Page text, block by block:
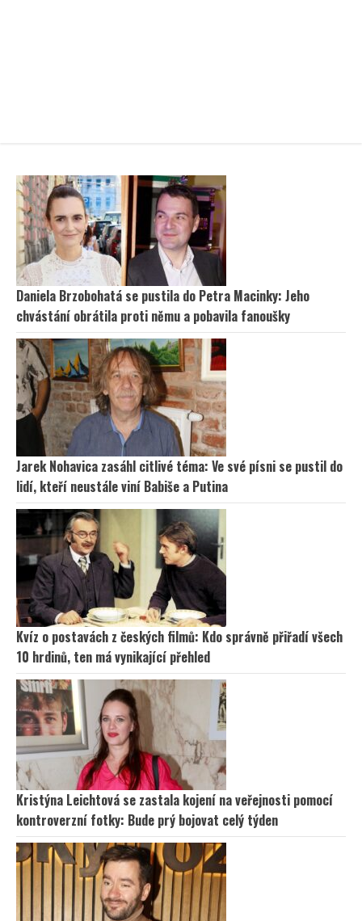
Daniela Brzobohatá se pustila do Petra Macinky: Jeho
chvástání obrátila proti němu a pobavila fanoušky
Jarek Nohavica zasáhl citlivé téma: Ve své písni se pustil do
lidí, kteří neustále viní Babiše a Putina
Kvíz o postavách z českých filmů: Kdo správně přiřadí všech
10 hrdinů, ten má vynikající přehled
Kristýna Leichtová se zastala kojení na veřejnosti pomocí
kontroverzní fotky: Bude prý bojovat celý týden